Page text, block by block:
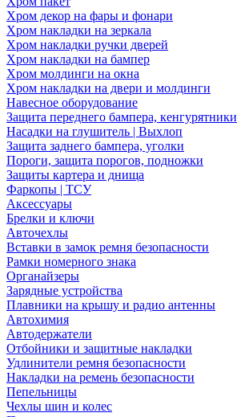
Хром декор на фары и фонари
Хром накладки на зеркала
Хром накладки ручки дверей
Хром накладки на бампер
Хром молдинги на окна
Хром накладки на двери и молдинги
Навесное оборудование
Защита переднего бампера, кенгурятники
Насадки на глушитель | Выхлоп
Защита заднего бампера, уголки
Пороги, защита порогов, подножки
Защиты картера и днища
Фаркопы | ТСУ
Аксессуары
Брелки и ключи
Авточехлы
Вставки в замок ремня безопасности
Рамки номерного знака
Органайзеры
Зарядные устройства
Плавники на крышу и радио антенны
Автохимия
Автодержатели
Отбойники и защитные накладки
Удлинители ремня безопасности
Накладки на ремень безопасности
Пепельницы
Чехлы шин и колес